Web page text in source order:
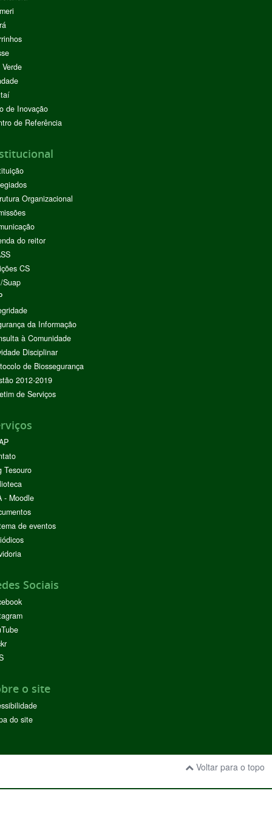
de Inovação
de Referência
Organizacional
do reitor
CS
Suap
da Informação
à Comunidade
Disciplinar
de Biossegurança
2012-2019
de Serviços
Tesouro
- Moodle
de eventos
Sociais
o site
do site
Voltar para o topo